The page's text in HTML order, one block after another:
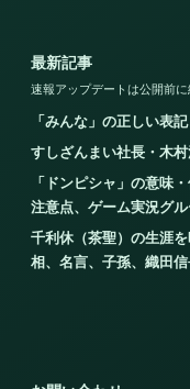
最新記事
速報アップデートは公開前に
「みんな」の正しい表
すしざんまい社長・木
「ドンピシャ」の意味
注意点、ゲーム実況グ
千利休（茶聖）の生涯
相、名言、子孫、織田